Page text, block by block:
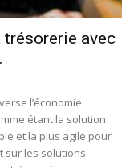
trésorerie avec
l’économie
étant la solution
et la plus agile pour
sur les solutions